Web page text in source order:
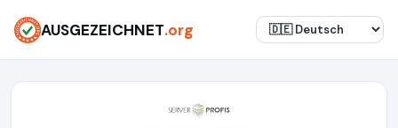
AUSGEZEICHNET.org